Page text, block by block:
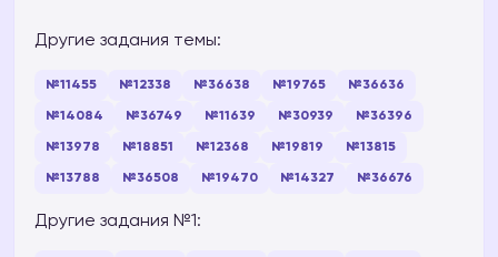
Другие задания темы:
№11455 №12338 №36638 №19765 №36636
№14084 №36749 №11639 №30939 №36396
№13978 №18851 №12368 №19819 №13815
№13788 №36508 №19470 №14327 №36676
Другие задания №1: